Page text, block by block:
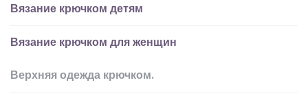
Вязание крючком детям
Вязание крючком для женщин
Верхняя одежда крючком.